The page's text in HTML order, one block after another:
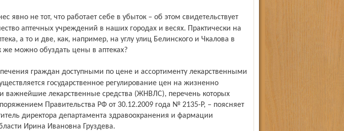
аптечных учреждений в наших городах и весях. Практически на
а то и две, как, например, на углу улиц Белинского и Чкалова в
же можно обуздать цены в аптеках?
государственное регулирование цен на жизненно
важнейшие лекарственные средства (ЖНВЛС), перечень которых
Правительства РФ от 30.12.2009 года № 2135-Р, – поясняет
директора департамента здравоохранения и фармации
Ирина Ивановна Груздева.